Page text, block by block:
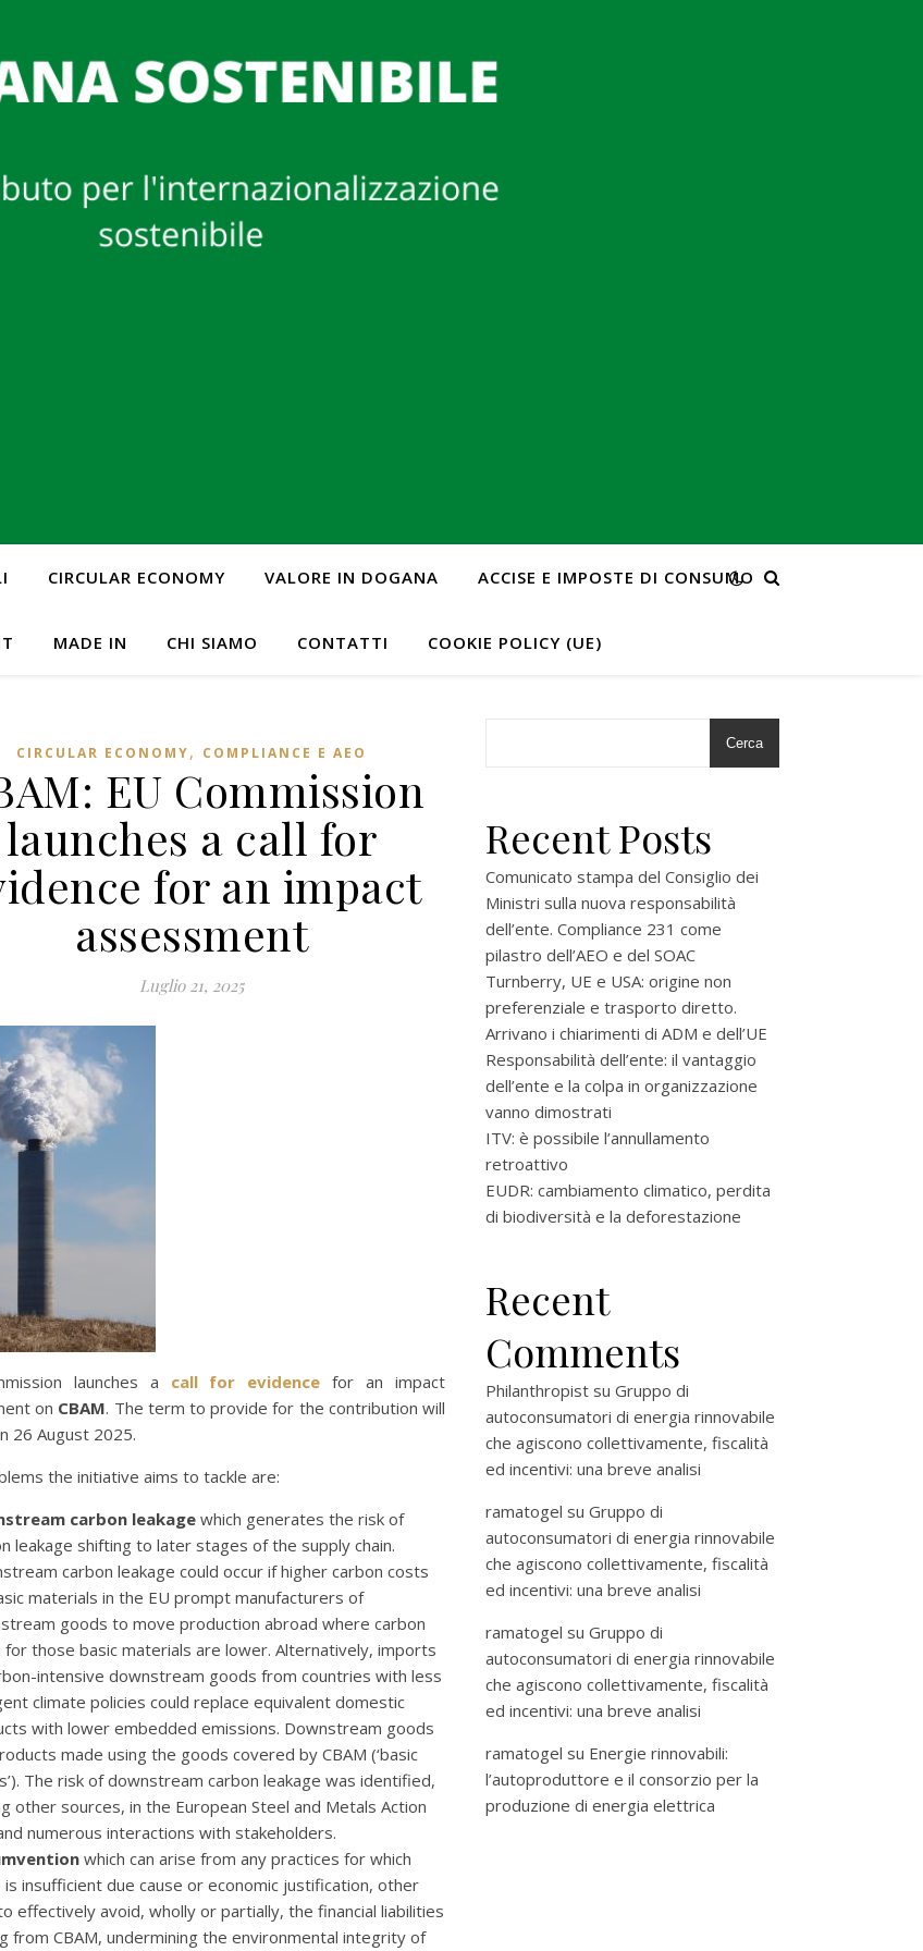
CIRCULAR ECONOMY VALORE IN DOGANA ACCISE E IMPOSTE DI CONSUMO
MADE IN CHI SIAMO CONTATTI COOKIE POLICY (UE)
CIRCULAR ECONOMY, COMPLIANCE E AEO
EU Commission
launches a call for
for an impact
assessment
Luglio 21, 2025
launches a call for evidence for an impact
on CBAM. The term to provide for the contribution will
26 August 2025.
the initiative aims to tackle are:
carbon leakage which generates the risk of
leakage shifting to later stages of the supply chain.
carbon leakage could occur if higher carbon costs
materials in the EU prompt manufacturers of
goods to move production abroad where carbon
for those basic materials are lower. Alternatively, imports
intensive downstream goods from countries with less
climate policies could replace equivalent domestic
with lower embedded emissions. Downstream goods
made using the goods covered by CBAM (‘basic
The risk of downstream carbon leakage was identified,
other sources, in the European Steel and Metals Action
numerous interactions with stakeholders.
which can arise from any practices for which
insufficient due cause or economic justification, other
effectively avoid, wholly or partially, the financial liabilities
from CBAM, undermining the environmental integrity of
Cerca
Recent Posts
Comunicato stampa del Consiglio dei
Ministri sulla nuova responsabilità
dell’ente. Compliance 231 come
pilastro dell’AEO e del SOAC
Turnberry, UE e USA: origine non
preferenziale e trasporto diretto.
Arrivano i chiarimenti di ADM e dell’UE
Responsabilità dell’ente: il vantaggio
dell’ente e la colpa in organizzazione
vanno dimostrati
ITV: è possibile l’annullamento
retroattivo
EUDR: cambiamento climatico, perdita
di biodiversità e la deforestazione
Recent
Comments
Philanthropist su Gruppo di
autoconsumatori di energia rinnovabile
che agiscono collettivamente, fiscalità
ed incentivi: una breve analisi
ramatogel su Gruppo di
autoconsumatori di energia rinnovabile
che agiscono collettivamente, fiscalità
ed incentivi: una breve analisi
ramatogel su Gruppo di
autoconsumatori di energia rinnovabile
che agiscono collettivamente, fiscalità
ed incentivi: una breve analisi
ramatogel su Energie rinnovabili:
l’autoproduttore e il consorzio per la
produzione di energia elettrica